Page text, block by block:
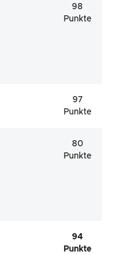
98
Punkte
97
Punkte
80
Punkte
94
Punkte